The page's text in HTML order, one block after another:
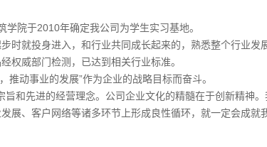
院于2010年确定我公司为学生实习基地。
时就投身进入，和行业共同成长起来的，熟悉整个行业发
权威部门检测，已达到相关行业标准。
动事业的发展”作为企业的战略目标而奋斗。
和先进的经营理念。公司企业文化的精髓在于创新精神
展、客户网络等诸多环节上形成良性循环，就一定会成就